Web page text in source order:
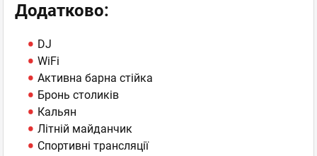
Додатково:
DJ
WiFi
Активна барна стійка
Бронь столиків
Кальян
Літній майданчик
Спортивні трансляції